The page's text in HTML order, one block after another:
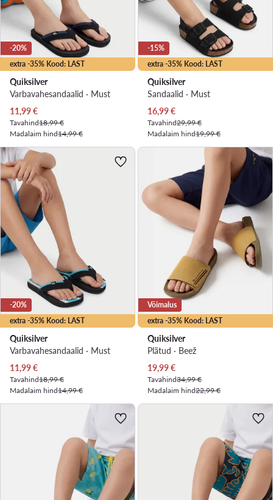
extra -35% Kood: LAST
-20%
Quiksilver
Varbavahesandaalid · Must
Praegune hind
11,99€
Tavahind18,99 €
Madalaim hind14,99 €
extra -35% Kood: LAST
-15%
Quiksilver
Sandaalid · Must
Praegune hind
16,99€
Tavahind29,99 €
Madalaim hind19,99 €
extra -35% Kood: LAST
-20%
Quiksilver
Varbavahesandaalid · Must
Praegune hind
11,99€
Tavahind18,99 €
Madalaim hind14,99 €
extra -35% Kood: LAST
Võimalus
Quiksilver
Plätud · Beež
Praegune hind
19,99€
Tavahind34,99 €
Madalaim hind22,99 €